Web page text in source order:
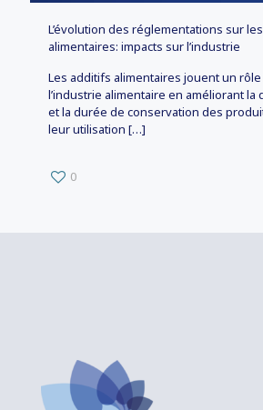
L’évolution des réglementations sur
alimentaires: impacts sur l’industrie
Les additifs alimentaires jouent un
l’industrie alimentaire en améliorant la
et la durée de conservation des
leur utilisation […]
0